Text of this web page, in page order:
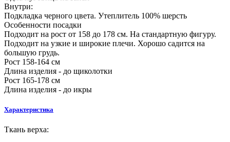
Внутри:
Подкладка черного цвета. Утеплитель 100% шерсть
Особенности посадки
Подходит на рост от 158 до 178 см. На стандартную фигуру.
Подходит на узкие и широкие плечи. Хорошо садится на
большую грудь.
Рост 158-164 см
Длина изделия - до щиколотки
Рост 165-178 см
Длина изделия - до икры
Характеристика
Ткань верха: